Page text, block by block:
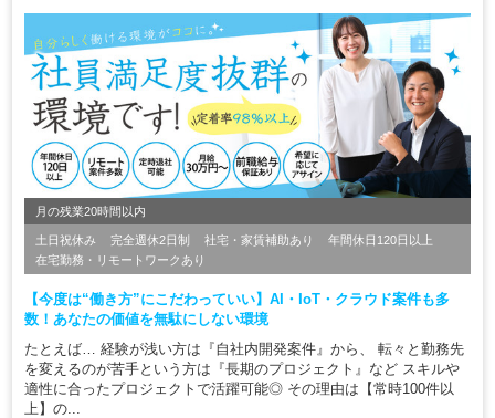
月の残業20時間以内
土日祝休み 完全週休2日制 社宅・家賃補助あり
年間休日120日以上
在宅勤務・リモートワークあり
【今度は“働き方”にこだわっていい】AI・IoT・クラウド案件も多
数！あなたの価値を無駄にしない環境
たとえば… 経験が浅い方は『自社内開発案件』から、 転々と勤務先
を変えるのが苦手という方は『長期のプロジェクト』など スキルや
適性に合ったプロジェクトで活躍可能◎ その理由は【常時100件以
上】の...